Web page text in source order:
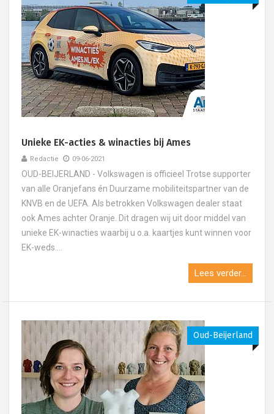
Unieke EK-acties & winacties bij Ames
Redactie 09-06-2021
OUD-BEIJERLAND - Volkswagen is officieel Trotse supporter
van alle Oranjefans én Duurzame mobiliteitspartner van de
KNVB en de UEFA. Als betrokken Volkswagen dealer staat
ook Ames achter Oranje. Dit dragen wij uit door middel van
unieke EK-winacties waarbij u o.a. kaartjes kunt winnen voor
EK-weds....
Lees verder...
Oud-Beijerland